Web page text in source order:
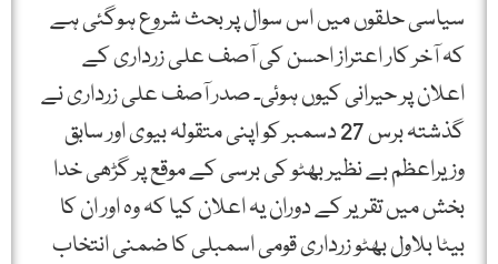
سیاسی حلقوں میں اس سوال پر بحث شروع ہوگئی ہے
کہ آخر کار اعتراز احسن کی آصف علی زرداری کے
اعلان پر حیرانی کیوں ہوئی۔ صدر آصف علی زرداری نے
گذشتہ برس 27 دسمبر کو اپنی متقولہ بیوی اور سابق
وزیراعظم بے نظیر بھٹو کی برسی کے موقع پر گڑھی خدا
بخش میں تقریر کے دوران یہ اعلان کیا کہ وہ اور ان کا
بیٹا بلاول بھٹو زرداری قومی اسمبلی کا ضمنی انتخاب